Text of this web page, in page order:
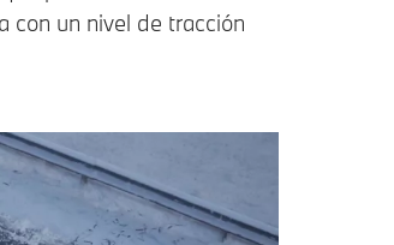
con un nivel de tracción